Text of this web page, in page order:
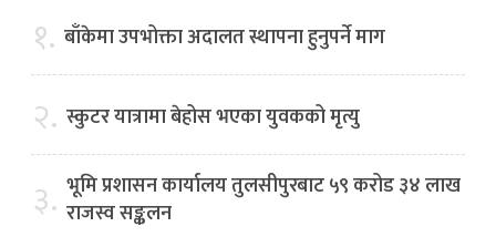
१. बाँकेमा उपभोक्ता अदालत स्थापना हुनुपर्ने माग
२. स्कुटर यात्रामा बेहोस भएका युवकको मृत्यु
३. भूमि प्रशासन कार्यालय तुलसीपुरबाट ५९ करोड ३४ लाख
राजस्व सङ्कलन